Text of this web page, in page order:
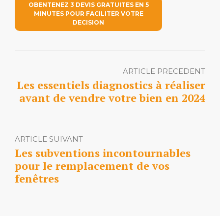
OBENTENEZ 3 DEVIS GRATUITES EN 5
MINUTES POUR FACILITER VOTRE
DECISION
ARTICLE PRECEDENT
Les essentiels diagnostics à réaliser
avant de vendre votre bien en 2024
ARTICLE SUIVANT
Les subventions incontournables
pour le remplacement de vos
fenêtres